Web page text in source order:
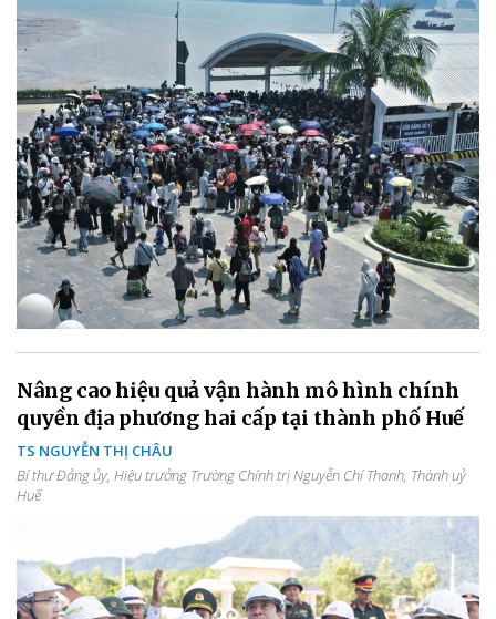
Nâng cao hiệu quả vận hành mô hình chính
quyền địa phương hai cấp tại thành phố Huế
TS NGUYỄN THỊ CHÂU
Bí thư Đảng ủy, Hiệu trưởng Trường Chính trị Nguyễn Chí Thanh, Thành uỷ
Huế